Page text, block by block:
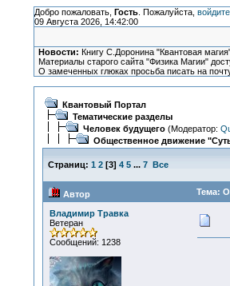
Добро пожаловать, Гость. Пожалуйста, войдите
09 Августа 2026, 14:42:00
Новости: Книгу С.Доронина "Квантовая
Материалы старого сайта "Физика Магии"
О замеченных глюках просьба писать на
Квантовый Портал
Тематические разделы
Человек будущего(Модератор:
Общественное движение
Страниц: 1 2[3] 4 5 ... 7 Все
Автор Тема:
Владимир Травка
Ветеран
Сообщений: 1238